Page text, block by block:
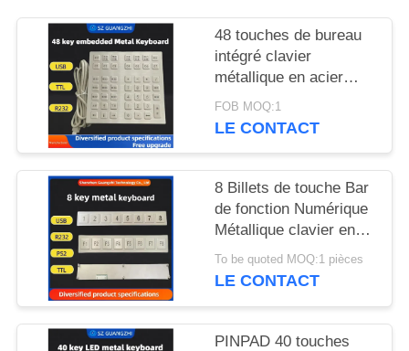
PRIVACY
POLICY
48 touches de bureau
intégré clavier
métallique en acier
inoxydable interface
USB GZ-B035013
FOB MOQ:1
LE CONTACT
8 Billets de touche Bar
de fonction Numérique
Métallique clavier en
acier inoxydable 304
Side Key Pinpad
To be quoted MOQ:1 pièces
LE CONTACT
PINPAD 40 touches